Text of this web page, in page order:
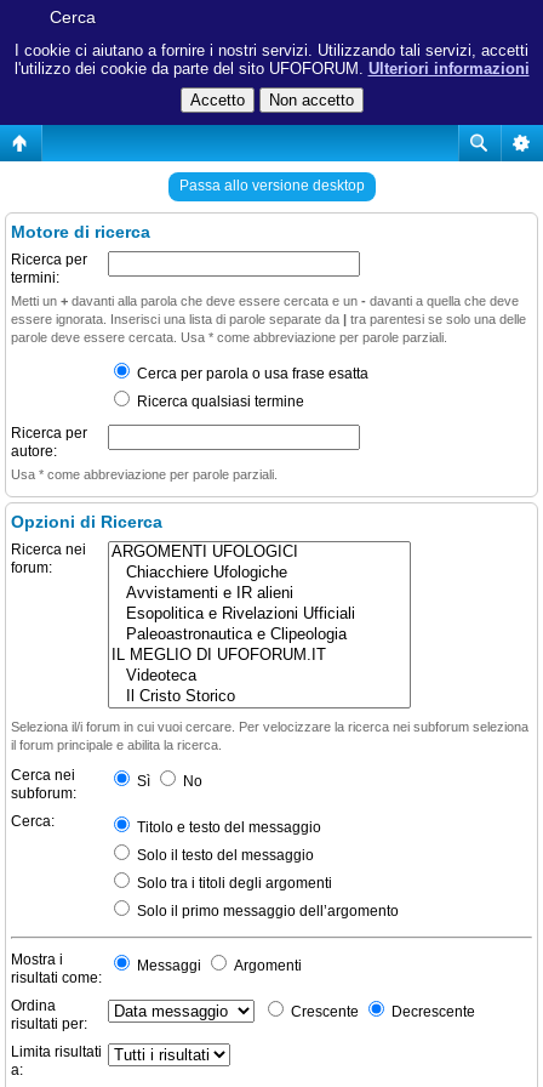
I cookie ci aiutano a fornire i nostri servizi. Utilizzando tali servizi, accetti
l'utilizzo dei cookie da parte del sito UFOFORUM. Ulteriori informazioni
Cerca
Passa allo versione desktop
Motore di ricerca
Ricerca per
termini:
Metti un + davanti alla parola che deve essere cercata e un - davanti a quella che deve
essere ignorata. Inserisci una lista di parole separate da | tra parentesi se solo una delle
parole deve essere cercata. Usa * come abbreviazione per parole parziali.
Cerca per parola o usa frase esatta
Ricerca qualsiasi termine
Ricerca per
autore:
Usa * come abbreviazione per parole parziali.
Opzioni di Ricerca
Ricerca nei
forum:
Seleziona il/i forum in cui vuoi cercare. Per velocizzare la ricerca nei subforum seleziona
il forum principale e abilita la ricerca.
Cerca nei
subforum:
Sì No
Cerca:
Titolo e testo del messaggio
Solo il testo del messaggio
Solo tra i titoli degli argomenti
Solo il primo messaggio dell’argomento
Mostra i
risultati come:
Messaggi Argomenti
Ordina
risultati per:
Crescente Decrescente
Limita risultati
a: